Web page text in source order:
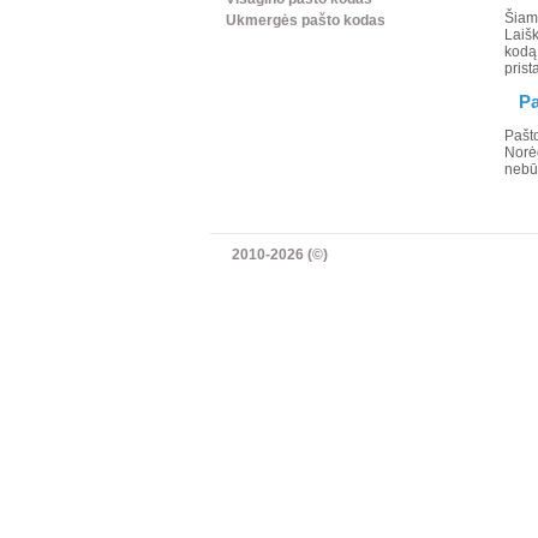
Ukmergės pašto kodas
2010-2026 (©)